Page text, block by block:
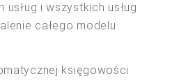
i wszystkich usług
całego modelu
księgowości